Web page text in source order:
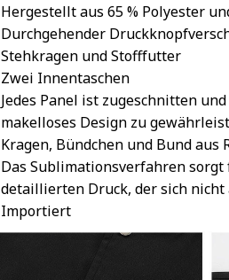
Hergestellt aus 65 % Polyester
Durchgehender
Stehkragen und Stofffutter
Zwei Innentaschen
Jedes Panel ist zugeschnitten
makelloses Design zu
Kragen, Bündchen und Bund aus
Das Sublimationsverfahren
detaillierten Druck, der sich nicht
Importiert